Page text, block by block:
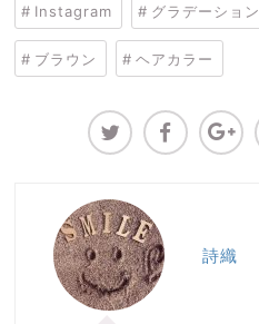
Instagram グラデーション
ブラウン ヘアカラー
詩織